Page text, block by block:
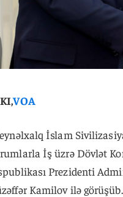
VOA
İslam
İş üzrə Dövlət
Prezidenti
Kamilov ilə görüşüb.